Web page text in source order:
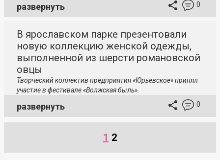
развернуть 0
В ярославском парке презентовали
новую коллекцию женской одежды,
выполненной из шерсти романовской
овцы
Творческий коллектив предприятия «Юрьевское» принял
участие в фестивале «Волжская быль».
развернуть 0
1 2